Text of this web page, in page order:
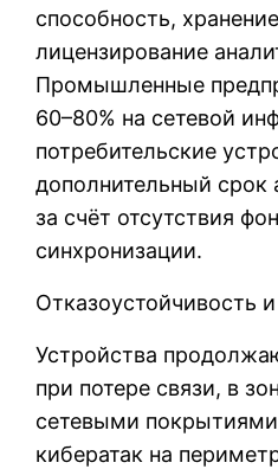
способность,
лицензирование
Промышленные
60–80% на сетевой
потребительские
дополнительный срок
за счёт отсутствия
синхронизации.
Отказоустойчивость
Устройства
при потере связи, в
сетевыми
кибератак на